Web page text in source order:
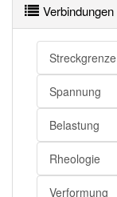
Verbindungen
Streckgrenze
Spannung
Belastung
Rheologie
Verformung